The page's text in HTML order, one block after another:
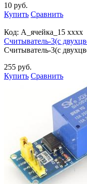
10 руб.
Купить Сравнить
Код: A_ячейка_15 xxxx
Считыватель-3(с
Считыватель-3(с
255 руб.
Купить Сравнить